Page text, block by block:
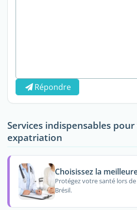
Répondre
Services indispensables
expatriation
Choisissez la
Protégez votre santé lors
Brésil.